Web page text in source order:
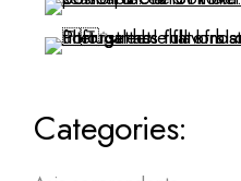
Categories: